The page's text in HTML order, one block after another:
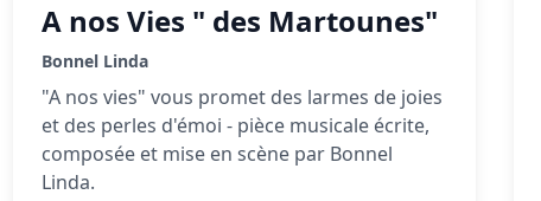
A nos Vies " des Martounes"
Bonnel Linda
"A nos vies" vous promet des larmes de joies
et des perles d'émoi - pièce musicale écrite,
composée et mise en scène par Bonnel
Linda.